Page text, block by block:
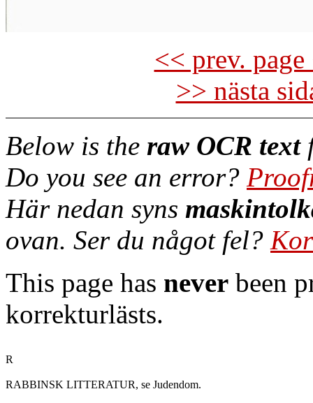
<< prev.
>> nästa
Below is the raw OCR text
Do you see an error?
Här nedan syns
ovan. Ser du något fel?
This page has never been
korrekturlästs.
R
RABBINSK LITTERATUR, se Judendom.